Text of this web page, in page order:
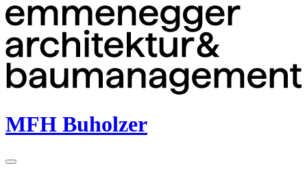
MFH Buholzer